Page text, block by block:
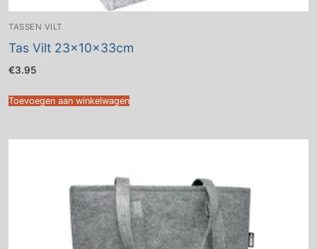
TASSEN VILT
Tas Vilt 23x10x33cm
€3.95
Toevoegen aan winkelwagen